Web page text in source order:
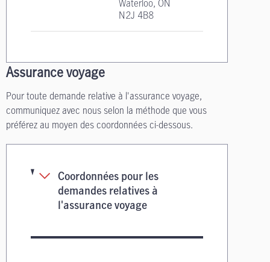
Waterloo, ON
N2J 4B8
Assurance voyage
Pour toute demande relative à l'assurance voyage,
communiquez avec nous selon la méthode que vous
préférez au moyen des coordonnées ci-dessous.
Coordonnées pour les
demandes relatives à
l'assurance voyage